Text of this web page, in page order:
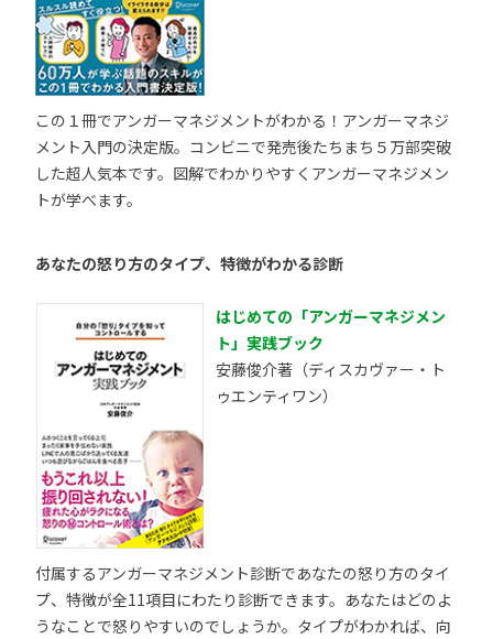
この１冊でアンガーマネジメントがわかる！アンガーマネジ
メント入門の決定版。コンビニで発売後たちまち５万部突破
した超人気本です。図解でわかりやすくアンガーマネジメン
トが学べます。
あなたの怒り方のタイプ、特徴がわかる診断
はじめての「アンガーマネジメン
ト」実践ブック
安藤俊介著（ディスカヴァー・ト
ゥエンティワン）
付属するアンガーマネジメント診断であなたの怒り方のタイ
プ、特徴が全11項目にわたり診断できます。あなたはどのよ
うなことで怒りやすいのでしょうか。タイプがわかれば、向